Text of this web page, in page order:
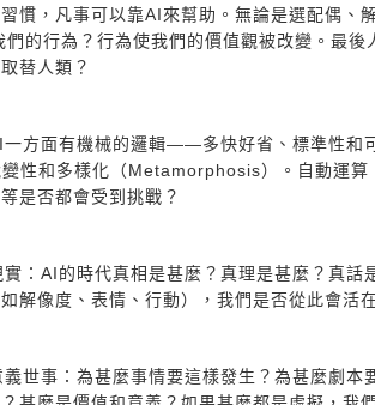
慣，凡事可以靠AI來幫助。無論是選配偶
們的行為？行為使我們的價值觀被改變。最
替人類？
一方面有機械的邏輯——多快好省、標準性
性和多樣化（Metamorphosis）。自動運
是否都會受到挑戰？
：AI的時代真相是甚麼？真理是甚麼？真
解像度、表情、行動），我們是否從此會活
世事：為甚麼事情要這樣發生？為甚麼劇